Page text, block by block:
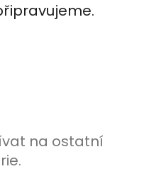
na ostatní